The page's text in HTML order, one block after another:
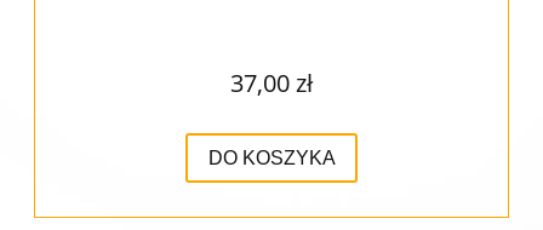
37,00 zł
DO KOSZYKA